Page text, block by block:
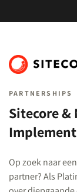
PARTNERSHIPS
Sitecore
Op zoek naar
partner? Als